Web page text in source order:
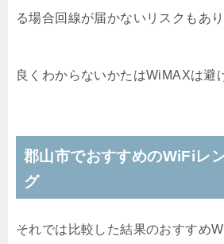
る場合回線が届かないリスクもあり
良くわからないかたはWiMAXは避
郡山市でおすすめのWiFiレ
グ
それでは比較した結果のおすすめ